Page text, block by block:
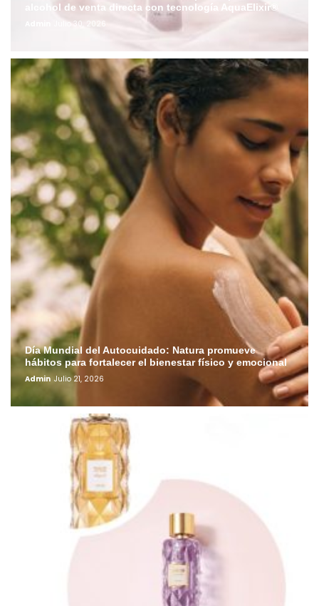
alcohol de venta directa con tecnología AquaElixir®
Julio 30, 2026
Día Mundial del Autocuidado: Natura promueve
hábitos para fortalecer el bienestar físico y emocional
Admin Julio 21, 2026